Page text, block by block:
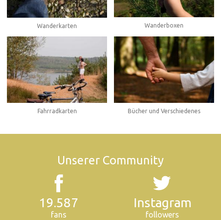
Wanderkarten Wanderboxen
Fahrradkarten Bücher und Verschiedenes
Unserer Community
19.587
fans
Instagram
followers